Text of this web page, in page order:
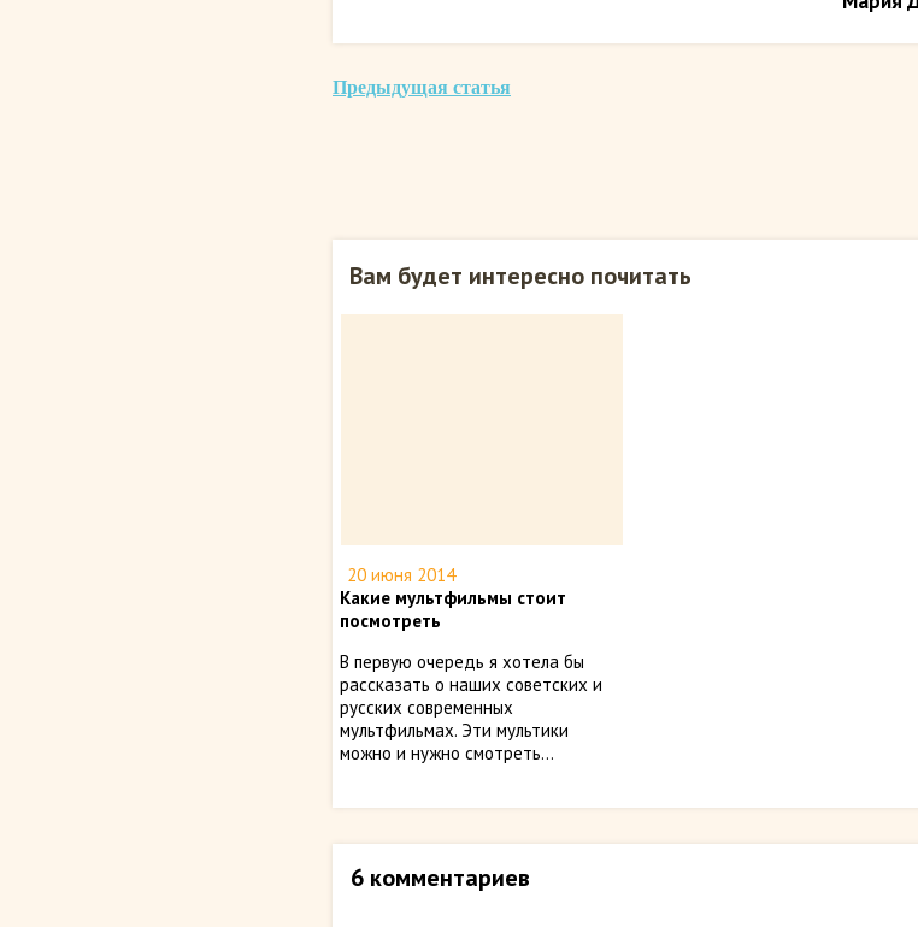
Предыдущая статья
Вам будет интересно почитать
20 июня 2014
Какие мультфильмы стоит
посмотреть
В первую очередь я хотела бы
рассказать о наших советских и
русских современных
мультфильмах. Эти мультики
можно и нужно смотреть...
6 комментариев